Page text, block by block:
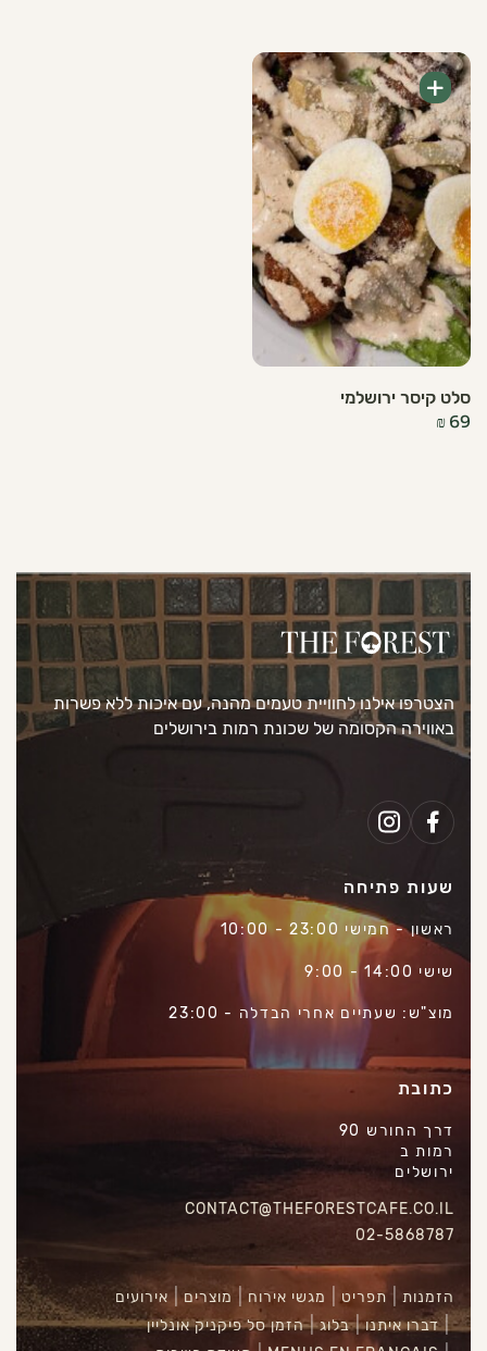
סלט קיסר ירושלמי
₪ 69
+
הצטרפו אילנו לחוויית טעמים מהנה, עם איכות ללא פשרות
באווירה הקסומה של שכונת רמות בירושלים
הזמנות תפריט מגשי אירוח מוצרים
אירועים
דברו איתנו
בלוג
הזמן סל פיקניק אונליין
שעות פתיחה
ראשון - חמישי 23:00 - 10:00
שישי 14:00 - 9:00
מוצ"ש: שעתיים אחרי הבדלה - 23:00
כתובת
דרך החורש 90
רמות ב
ירושלים
CONTACT@THEFORESTCAFE.CO.IL
02-5868787